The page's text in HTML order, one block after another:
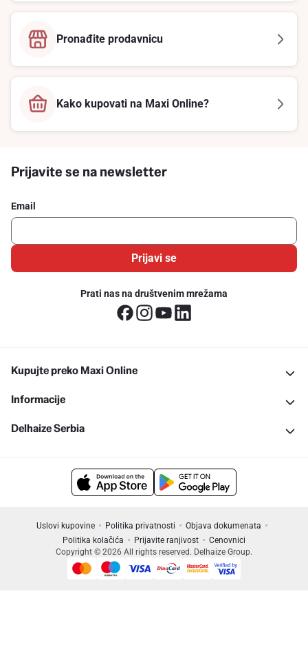
Pronađite prodavnicu
Kako kupovati na Maxi Online?
Prijavite se na newsletter
Email
Prijavi se
Prati nas na društvenim mrežama
Kupujte preko Maxi Online
Informacije
Delhaize Serbia
Uslovi kupovine Politika privatnosti
Objava dokumenata
Politika kolačića
Prijavite ranjivost
Cenovnici
Copyright © 2026 All rights reserved. Delhaize Group.